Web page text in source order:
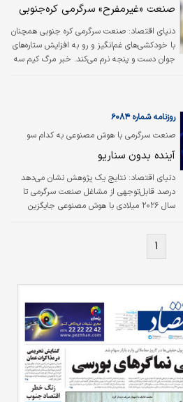
صنعت «غیرمفرح» سرگرمی کره‌جنوبی
دنیای اقتصاد: صنعت سرگرمی کره جنوبی همچنان
با خودکشی‌های غم‌انگیز و رو به افزایش ستاره‌های
جوان دست و پنجه نرم می‌کند. خبر مرگ کیم سه
خودکشی در میان چهره‌های شناخته شده‌ این
کشور را می‌طلبد.
صنعت سرگرمی با هوش مصنوعی به کدام سو
می‌رود؟
روزنامه شماره ۶۰۸۴
آینده بدون سناریو
دنیای اقتصاد: نتایج یک پژوهش نشان می‌دهد
درصد قابل‌توجهی از مشاغل صنعت سرگرمی تا
سال ۲۰۲۶ میلادی با هوش مصنوعی جایگزین
سناریو: تاثیر هوش مصنوعی مولد بر مشاغل
صنعت سرگرمی» میان مدیران صنعت سرگرمی
انجام شده و نتایج آن گویاست که تقریبا
کافی تحت تاثیر قرار خواهند گرفت تا به طور کلی
حذف شوند و با هوش مصنوعی مولد جایگزین
شوند، عددی که از حذف بیش از ۱۱۸هزار شغل
تنها در آمریکا…
۱